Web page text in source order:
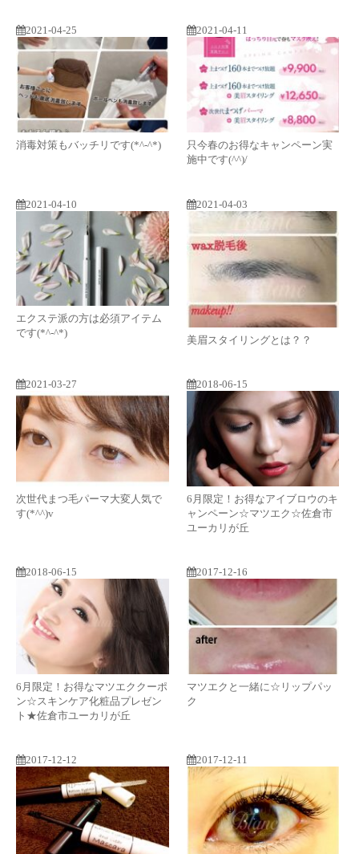
2021-04-25
消毒対策もバッチリです(*^-^*)
2021-04-11
只今春のお得なキャンペーン実
施中です(^^)/
2021-04-10
エクステ派の方は必須アイテム
です(*^-^*)
2021-04-03
美眉スタイリングとは？？
2021-03-27
次世代まつ毛パーマ大変人気で
す(*^^)v
2018-06-15
6月限定！お得なアイブロウのキ
ャンペーン☆マツエク☆佐倉市
ユーカリが丘
2018-06-15
6月限定！お得なマツエククーポ
ン☆スキンケア化粧品プレゼン
ト★佐倉市ユーカリが丘
2017-12-16
マツエクと一緒に☆リップパッ
ク
2017-12-12 2017-12-11